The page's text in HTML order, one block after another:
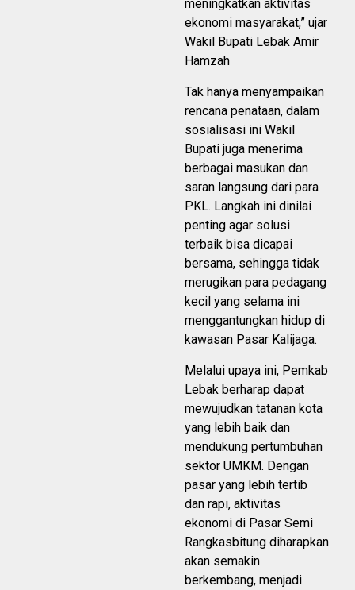
meningkatkan aktivitas
ekonomi masyarakat,” ujar
Wakil Bupati Lebak Amir
Hamzah
Tak hanya menyampaikan
rencana penataan, dalam
sosialisasi ini Wakil
Bupati juga menerima
berbagai masukan dan
saran langsung dari para
PKL. Langkah ini dinilai
penting agar solusi
terbaik bisa dicapai
bersama, sehingga tidak
merugikan para pedagang
kecil yang selama ini
menggantungkan hidup di
kawasan Pasar Kalijaga.
Melalui upaya ini, Pemkab
Lebak berharap dapat
mewujudkan tatanan kota
yang lebih baik dan
mendukung pertumbuhan
sektor UMKM. Dengan
pasar yang lebih tertib
dan rapi, aktivitas
ekonomi di Pasar Semi
Rangkasbitung diharapkan
akan semakin
berkembang, menjadi